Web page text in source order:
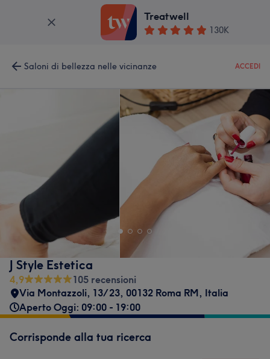
Treatwell
130K
Saloni di bellezza nelle vicinanze ACCEDI
J Style Estetica
4,9
105 recensioni
Via Montazzoli, 13/23, 00132 Roma RM, Italia
Aperto Oggi: 09:00 - 19:00
Corrisponde alla tua ricerca